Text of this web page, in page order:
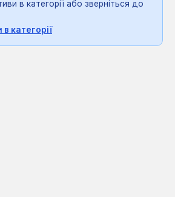
в категорії або зверніться до
категорії